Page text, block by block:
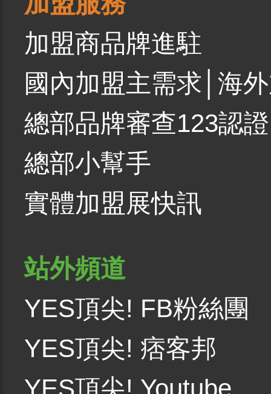
加盟商品牌進駐
國內加盟主需求 海
總部品牌審查123認證
總部小幫手
實體加盟展快訊
站外頻道
YES頂尖! FB粉絲團
YES頂尖! 痞客邦
YES頂尖! Youtube